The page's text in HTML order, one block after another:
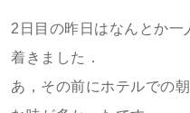
2日目の昨日はなんとか一
着きました．
あ，その前にホテルでの